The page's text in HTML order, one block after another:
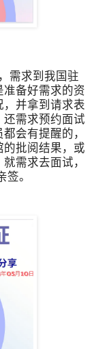
需求到我国驻
备好需求的资
并拿到请求表
需求预约面试
会有提醒的，
批阅结果，或
需求去面试，
。